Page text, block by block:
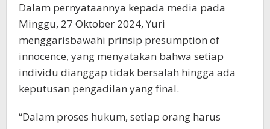
Dalam pernyataannya kepada media pada
Minggu, 27 Oktober 2024, Yuri
menggarisbawahi prinsip presumption of
innocence, yang menyatakan bahwa setiap
individu dianggap tidak bersalah hingga ada
keputusan pengadilan yang final.
“Dalam proses hukum, setiap orang harus